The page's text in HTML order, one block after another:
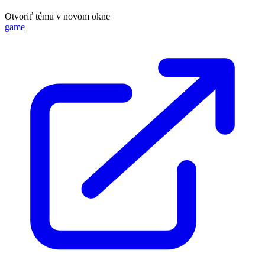
Otvoriť tému v novom okne
game